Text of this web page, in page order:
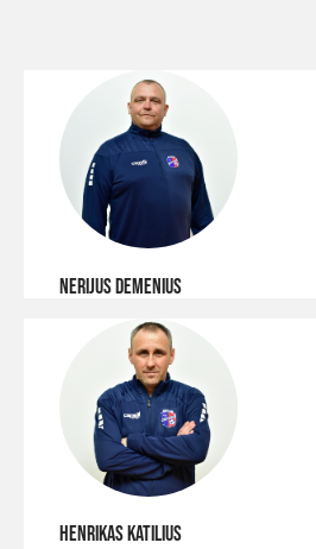
NERIJUS DEMENIUS
HENRIKAS KATILIUS